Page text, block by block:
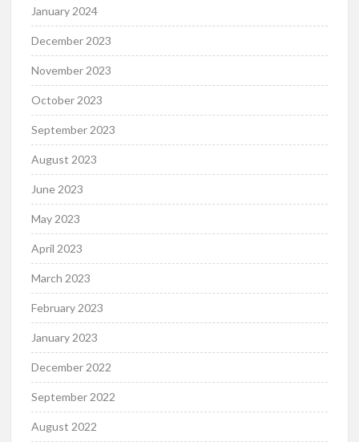
January 2024
December 2023
November 2023
October 2023
September 2023
August 2023
June 2023
May 2023
April 2023
March 2023
February 2023
January 2023
December 2022
September 2022
August 2022